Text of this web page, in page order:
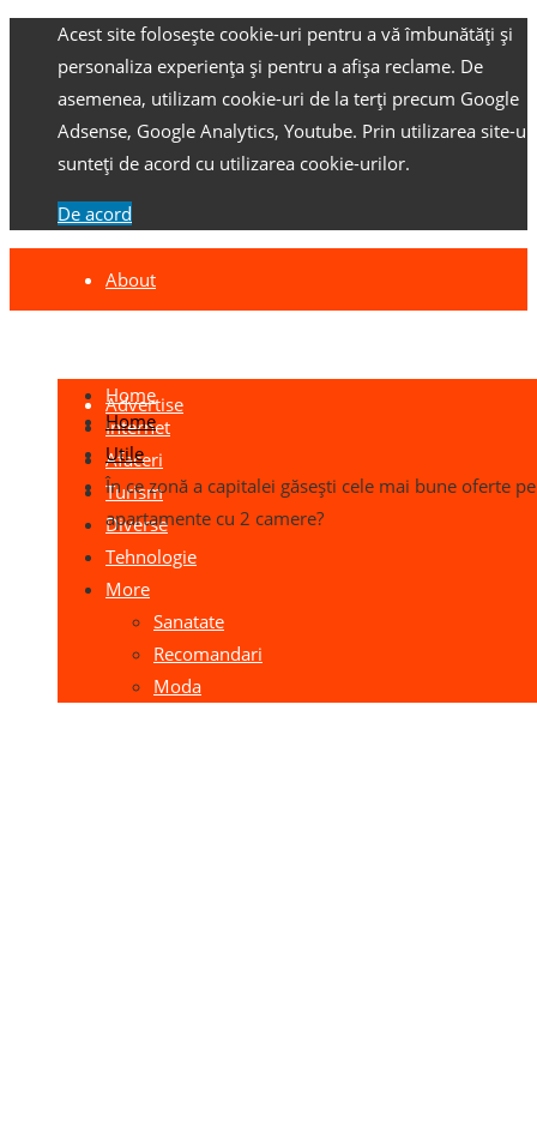
Acest site folosește cookie-uri pentru a vă îmbunătăți și
personaliza experiența și pentru a afișa reclame. De
asemenea, utilizam cookie-uri de la terți precum Google
Adsense, Google Analytics, Youtube. Prin utilizarea site-
sunteți de acord cu utilizarea cookie-urilor.
De acord
About
Advertise
Home
Internet
Afaceri
Turism
Diverse
Tehnologie
More
Sanatate
Recomandari
Moda
Home
Utile
În ce zonă a capitalei găsești cele mai bune oferte
apartamente cu 2 camere?